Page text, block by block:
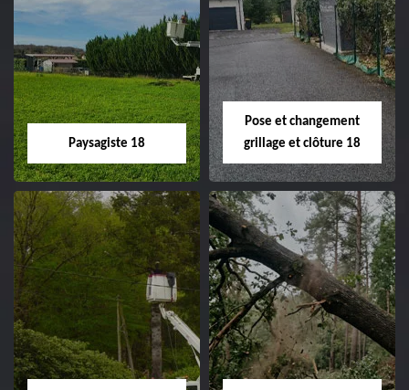
Paysagiste 18
Paysagiste 18
Artisan paysagiste 18
Cher tel: 02.52.56.49.40
Pose et changement
grillage et clôture 18
Pose et
changement
grillage et clôture
18